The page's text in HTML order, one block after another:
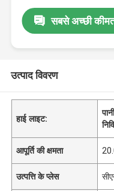
सबसे अच्छी
उत्पाद विवरण
हाई लाइट:
आपूर्ति की क्षमता
उत्पत्ति के प्लेस